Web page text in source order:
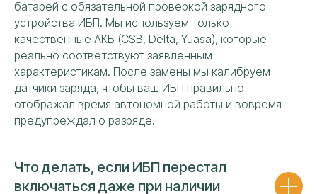
батарей с обязательной проверкой зарядного
устройства ИБП. Мы используем только
качественные АКБ (CSB, Delta, Yuasa), которые
реально соответствуют заявленным
характеристикам. После замены мы калибруем
датчики заряда, чтобы ваш ИБП правильно
отображал время автономной работы и вовремя
предупреждал о разряде.
Что делать, если ИБП перестал
включаться даже при наличии
Собственный штат опытных
специалистов решает задачи
любой сложности
штатным персоналом
сервисного центра
РЕМОНТИРУЕМ ВСЕ БРЕНДЫ
ИБП СВОЕЙ КОМАНДОЙ